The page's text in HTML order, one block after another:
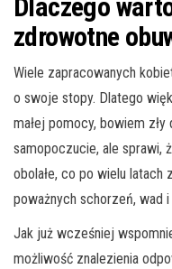
Dlaczego
zdrowotne
Wiele zapracowanych
o swoje stopy. Dlatego
małej pomocy, bowiem
samopoczucie, ale sprawi,
obolałe, co po wielu latach
poważnych schorzeń, wad
Jak już wcześniej
możliwość znalezienia